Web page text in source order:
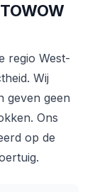
regio West-
Wij
geven geen
Ons
op de